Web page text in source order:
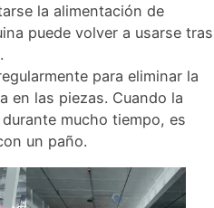
la alimentación de
puede volver a usarse tras
para eliminar la
en las piezas. Cuando la
mucho tiempo, es
un paño.